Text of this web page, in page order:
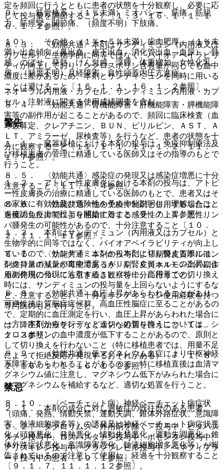
定を頻回に行うとともに患者の状態を十分観察し、必要に応
じて投与量を調節すること）〔１．３、１６．１．１、１
６．１．２参照〕。
８．３． 〈効能共通〉本剤はサンディミュン（内用液又は
カプセル）と生物学的に同等ではなく、バイオアベイラビリ
ティが向上しており、シクロスポリン含有量が同じでも血中
濃度に差があるため、本剤とサンディミュンを同時に用いる
ことは避けること〔１６．１．１、１６．１．２参照〕。
８．４． 〈効能共通〉腎機能障害・肝機能障害・膵機能障
害等の副作用が起こることがあるので、頻回に臨床検査（血
球数算定、クレアチニン、ＢＵＮ、ビリルビン、ＡＳＴ、Ａ
ＬＴ、アミラーゼ、尿検査等）を行うなど、患者の状態を十
分に観察すること〔１１．１．１、１１．１．２、１１．
１．７参照〕。
８．５． 〈効能共通〉感染症の発現又は感染症増悪に十分
注意すること〔１１．１．４参照〕。
８．６． 〈効能共通〉他の免疫抑制剤と併用する場合は、
過度の免疫抑制により感染に対する感受性の上昇、悪性リン
パ腫発生の可能性があるので、十分注意すること〔１０．
２、１１．１．１１参照〕。
８．７． 〈効能共通〉本剤の投与により副腎皮質ホルモン
剤維持量の減量が可能であるが、副腎皮質ホルモン剤の副作
用の発現についても引き続き観察を十分に行うこと。
８．８． 〈効能共通〉血圧上昇があらわれることがあり、
可逆性後白質脳症症候群、高血圧性脳症に至ることがあるの
で、定期的に血圧測定を行い、血圧上昇があらわれた場合に
は、降圧剤治療を行うなど適切な処置を行うこと〔１１．
１．３参照〕。
８．９． 〈効能共通〉低マグネシウム血症により中枢神経
系障害があらわれることがあるので、特に移植直後は血清マ
グネシウム値に注意し、マグネシウム低下がみられた場合に
はマグネシウムを補給するなど、適切な処置を行うこと。
８．１０． 〈ベーチェット病〉神経ベーチェット病症状
（頭痛、発熱、情動失禁、運動失調、錐体外路症状、意識障
害、髄液細胞増多等）の誘発又は神経ベーチェット病症状悪
化（頭痛悪化、発熱悪化、情動失禁悪化、運動失調悪化、錐
体外路症状悪化、意識障害悪化、髄液細胞増多悪化等）が報
告されているので注意して使用し、経過を十分観察すること
〔９．１．７、１１．１．１２参照〕。
９）． 筋骨格系：（１％未満）ミオパシー、筋痛、筋脱
力、筋痙攣、関節痛、（頻度不明）下肢痛。
１０）． その他：（１％〜５％未満）歯肉肥厚、（１％未
満）出血傾向（鼻出血、皮下出血、消化管出血、血尿）、熱
感、のぼせ、発熱、けん怠感、浮腫、体重増加、女性化乳
房、（頻度不明）月経障害、良性頭蓋内圧亢進症。
ネオーラル内用液・カプセル、サンディミュン内用液・カプ
セル・注射液に関する使用成績調査を含む。
警告
１．１． 臓器移植における本剤の投与は、免疫抑制療法及
び移植患者の管理に精通している医師又はその指導のもとで
行うこと。
１．２． アトピー性皮膚炎における本剤の投与は、アトピ
ー性皮膚炎の治療に精通している医師のもとで、患者又はそ
の家族に有効性及び危険性を予め十分説明し、理解したこと
を確認した上で投与を開始すること〔９．７．１参照〕。
１．３． 本剤はサンディミュン（内用液又はカプセル）と
生物学的に同等ではなく、バイオアベイラビリティが向上し
ているので、サンディミュンから本剤に切り換える際には、
シクロスポリンの血中濃度（ＡＵＣ、Ｃｍａｘ）の上昇によ
る副作用の発現に注意すること（特に、高用量での切り換え
時には、サンディミュンの投与量を上回らないようにするな
ど、注意すること）、十分なサンディミュン使用経験を持つ
専門医のもとで行うこと。
一方、本剤からサンディミュンへの切り換えについては、シ
クロスポリンの血中濃度が低下することがあるので、原則と
して切り換えを行わないこと（特に移植患者では、用量不足
によって拒絶反応が発現するおそれがある）〔７．１、８．
２、１６．１．１、１６．１．２参照〕。
禁忌
２．１． 本剤の成分に対し過敏症の既往歴のある患者。
２．２． タクロリムス＜外用剤を除く＞投与中、ピタバス
タチン投与中、ロスバスタチン投与中、ボセンタン投与中、
アリスキレン投与中、グラゾプレビル投与中、ペマフィブラ
ート投与中の患者〔１０．１参照〕。